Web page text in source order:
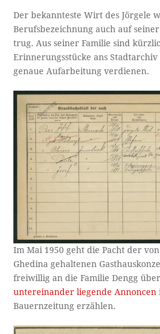
Der bekannteste Wirt des Jörgele
Berufsbezeichnung auch auf
trug. Aus seiner Familie sind
Erinnerungsstücke ans
genaue Aufarbeitung verdienen.
Im Mai 1950 geht die Pacht der
Ghedina gehaltenen
freiwillig an die Familie Dengg
untereinander liegende Annoncen
Bauernzeitung erzählen.